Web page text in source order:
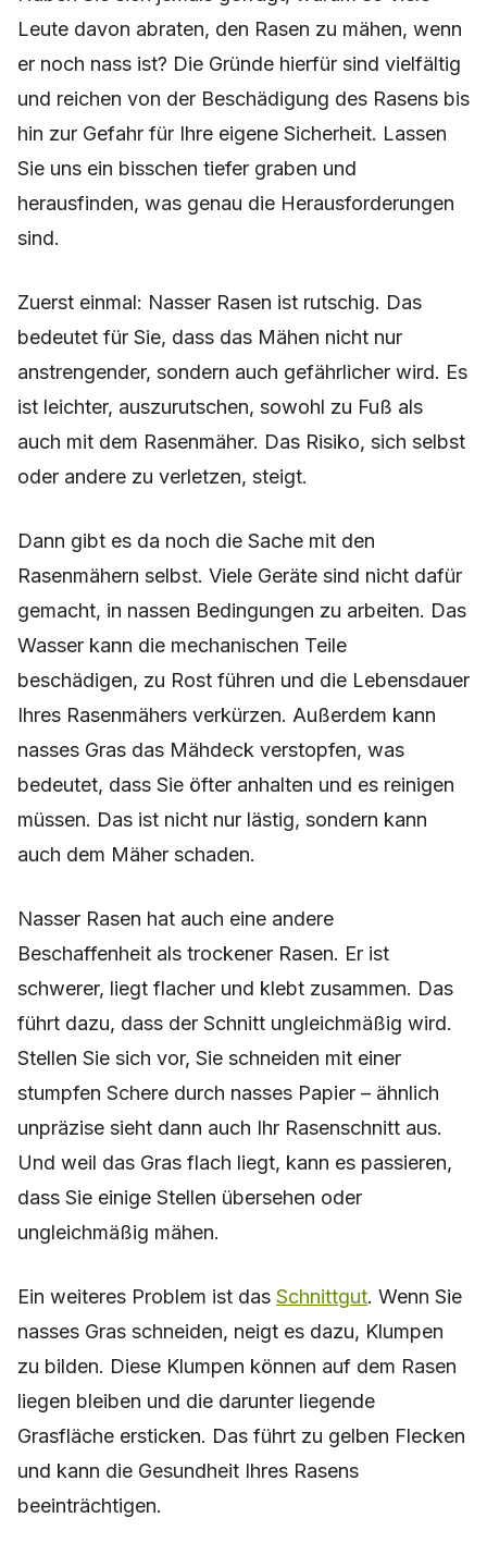
Leute davon abraten, den Rasen zu mähen, wenn
er noch nass ist? Die Gründe hierfür sind vielfältig
und reichen von der Beschädigung des Rasens bis
hin zur Gefahr für Ihre eigene Sicherheit. Lassen
Sie uns ein bisschen tiefer graben und
herausfinden, was genau die Herausforderungen
sind.
Zuerst einmal: Nasser Rasen ist rutschig. Das
bedeutet für Sie, dass das Mähen nicht nur
anstrengender, sondern auch gefährlicher wird. Es
ist leichter, auszurutschen, sowohl zu Fuß als
auch mit dem Rasenmäher. Das Risiko, sich selbst
oder andere zu verletzen, steigt.
Dann gibt es da noch die Sache mit den
Rasenmähern selbst. Viele Geräte sind nicht dafür
gemacht, in nassen Bedingungen zu arbeiten. Das
Wasser kann die mechanischen Teile
beschädigen, zu Rost führen und die Lebensdauer
Ihres Rasenmähers verkürzen. Außerdem kann
nasses Gras das Mähdeck verstopfen, was
bedeutet, dass Sie öfter anhalten und es reinigen
müssen. Das ist nicht nur lästig, sondern kann
auch dem Mäher schaden.
Nasser Rasen hat auch eine andere
Beschaffenheit als trockener Rasen. Er ist
schwerer, liegt flacher und klebt zusammen. Das
führt dazu, dass der Schnitt ungleichmäßig wird.
Stellen Sie sich vor, Sie schneiden mit einer
stumpfen Schere durch nasses Papier – ähnlich
unpräzise sieht dann auch Ihr Rasenschnitt aus.
Und weil das Gras flach liegt, kann es passieren,
dass Sie einige Stellen übersehen oder
ungleichmäßig mähen.
Ein weiteres Problem ist das Schnittgut. Wenn Sie
nasses Gras schneiden, neigt es dazu, Klumpen
zu bilden. Diese Klumpen können auf dem Rasen
liegen bleiben und die darunter liegende
Grasfläche ersticken. Das führt zu gelben Flecken
und kann die Gesundheit Ihres Rasens
beeinträchtigen.